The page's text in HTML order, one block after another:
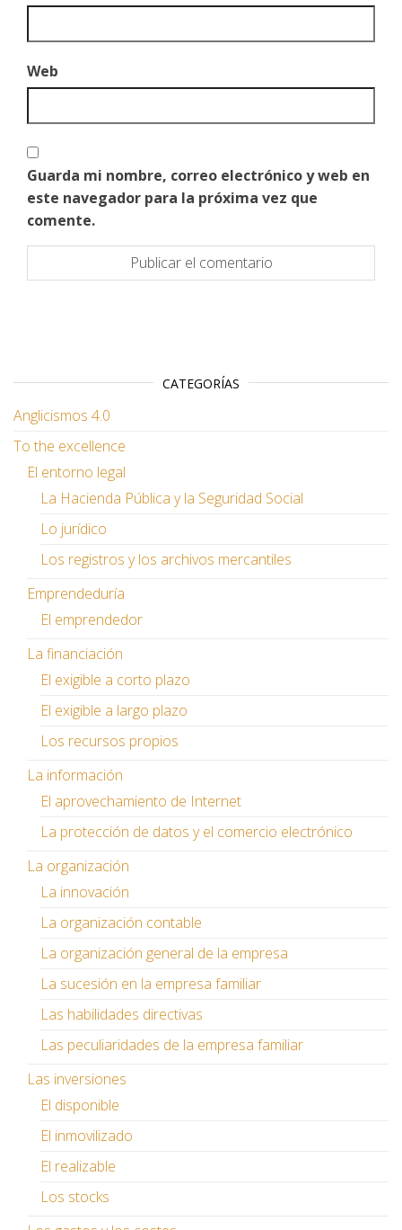
Web
Guarda mi nombre, correo electrónico y web en
este navegador para la próxima vez que
comente.
CATEGORÍAS
Anglicismos 4.0
To the excellence
El entorno legal
La Hacienda Pública y la Seguridad Social
Lo jurídico
Los registros y los archivos mercantiles
Emprendeduría
El emprendedor
La financiación
El exigible a corto plazo
El exigible a largo plazo
Los recursos propios
La información
El aprovechamiento de Internet
La protección de datos y el comercio electrónico
La organización
La innovación
La organización contable
La organización general de la empresa
La sucesión en la empresa familiar
Las habilidades directivas
Las peculiaridades de la empresa familiar
Las inversiones
El disponible
El inmovilizado
El realizable
Los stocks